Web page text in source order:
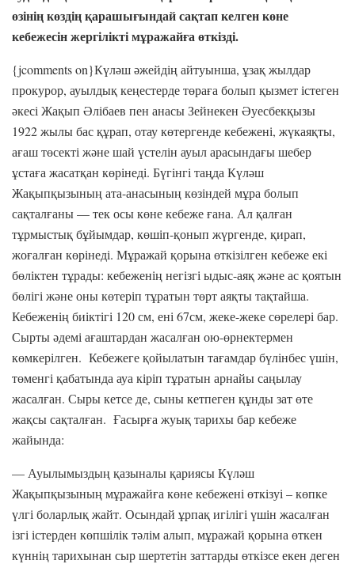
өзінің көздің қарашығындай сақтап келген көне
кебежесін жергілікті мұражайға өткізді.
{jcomments on}Күләш әжейдің айтуынша, ұзақ жылдар
прокурор, ауылдық кеңестерде төраға болып қызмет істеген
әкесі Жақып Әлібаев пен анасы Зейнекен Әуесбекқызы
1922 жылы бас құрап, отау көтергенде кебежені, жүкаяқты,
ағаш төсекті және шай үстелін ауыл арасындағы шебер
ұстаға жасатқан көрінеді. Бүгінгі таңда Күләш
Жақыпқызының ата-анасының көзіндей мұра болып
сақталғаны — тек осы көне кебеже ғана. Ал қалған
тұрмыстық бұйымдар, көшіп-қонып жүргенде, қирап,
жоғалған көрінеді. Мұражай қорына өткізілген кебеже екі
бөліктен тұрады: кебеженің негізгі ыдыс-аяқ және ас қоятын
бөлігі және оны көтеріп тұратын төрт аяқты тақтайша.
Кебеженің биіктігі 120 см, ені 67см, жеке-жеке сөрелері бар.
Сырты әдемі ағаштардан жасалған ою-өрнектермен
көмкерілген. Кебежеге қойылатын тағамдар бүлінбес үшін,
төменгі қабатында ауа кіріп тұратын арнайы саңылау
жасалған. Сыры кетсе де, сыны кетпеген құнды зат өте
жақсы сақталған. Ғасырға жуық тарихы бар кебеже
жайында:
— Ауылымыздың қазыналы қариясы Күләш
Жақыпқызының мұражайға көне кебежені өткізуі – көпке
үлгі боларлық жайт. Осындай ұрпақ игілігі үшін жасалған
ізгі істерден көпшілік тәлім алып, мұражай қорына өткен
күннің тарихынан сыр шертетін заттарды өткізсе екен деген